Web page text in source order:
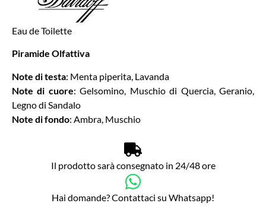
Eau de Toilette
Piramide Olfattiva
Note di testa: Menta piperita, Lavanda
Note di cuore: Gelsomino, Muschio di Quercia, Geranio,
Legno di Sandalo
Note di fondo: Ambra, Muschio
Il prodotto sarà consegnato in 24/48 ore
Hai domande? Contattaci su Whatsapp!